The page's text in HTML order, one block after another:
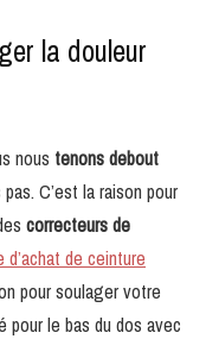
la douleur
nous tenons debout
C’est la raison pour
correcteurs de
de ceinture
pour soulager votre
pour le bas du dos avec